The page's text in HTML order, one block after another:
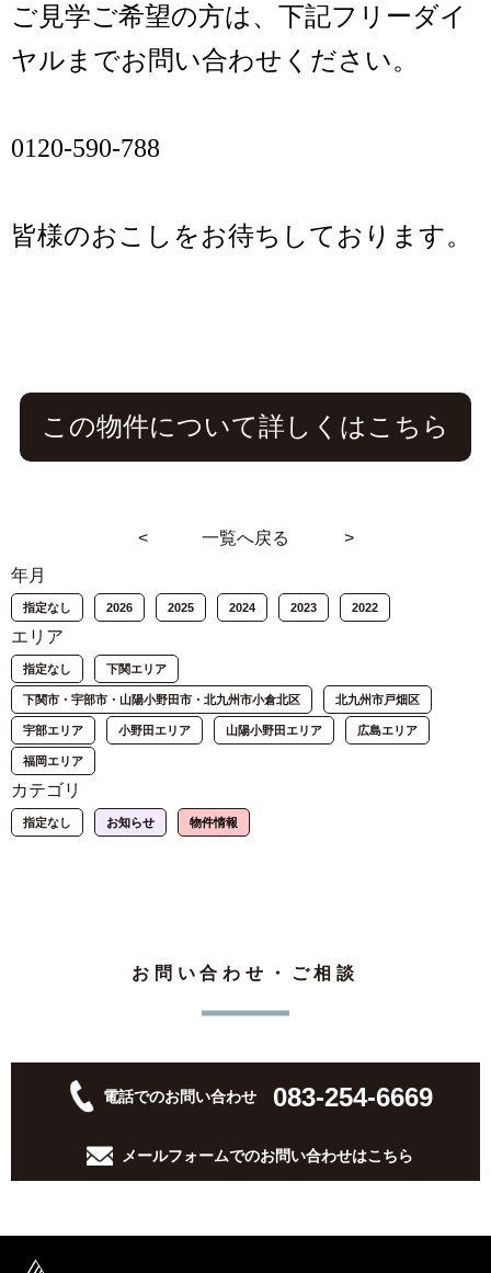
ご見学ご希望の方は、下記フリーダイ
ヤルまでお問い合わせください。
0120-590-788
皆様のおこしをお待ちしております。
この物件について詳しくはこちら
< 一覧へ戻る
>
年月
指定なし 2026 2025 2024 2023 2022
エリア
指定なし 下関エリア
下関市・宇部市・山陽小野田市・北九州市小倉北区 北九州市戸畑区
宇部エリア 小野田エリア 山陽小野田エリア 広島エリア
福岡エリア
カテゴリ
指定なし お知らせ 物件情報
お問い合わせ・ご相談
電話でのお問い合わせ 083-254-6669
メールフォームでのお問い合わせはこちら